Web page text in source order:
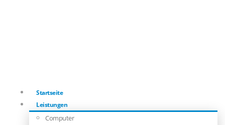
Startseite
Leistungen
Computer